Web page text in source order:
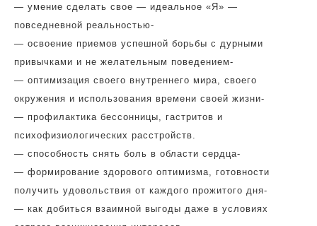
— умение сделать свое — идеальное «Я» —
повседневной реальностью-
— освоение приемов успешной борьбы с дурными
привычками и не желательным поведением-
— оптимизация своего внутреннего мира, своего
окружения и использования времени своей жизни-
— профилактика бессонницы, гастритов и
психофизиологических расстройств.
— способность снять боль в области сердца-
— формирование здорового оптимизма, готовности
получить удовольствия от каждого прожитого дня-
— как добиться взаимной выгоды даже в условиях